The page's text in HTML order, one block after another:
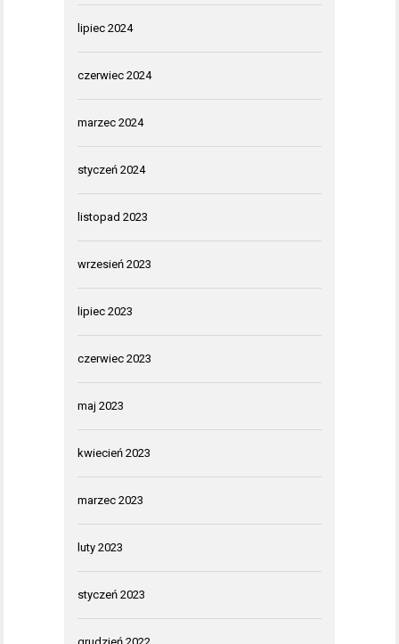
lipiec 2024
czerwiec 2024
marzec 2024
styczeń 2024
listopad 2023
wrzesień 2023
lipiec 2023
czerwiec 2023
maj 2023
kwiecień 2023
marzec 2023
luty 2023
styczeń 2023